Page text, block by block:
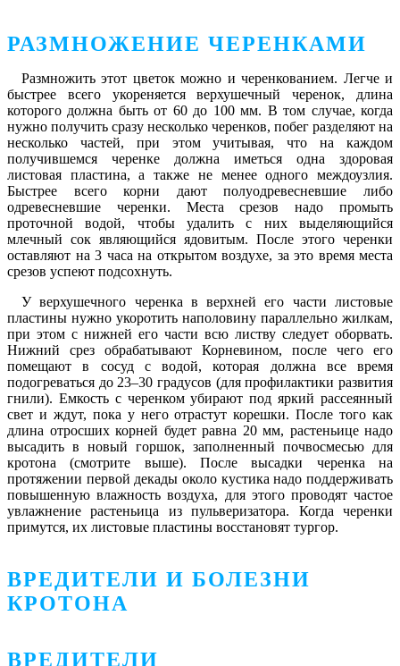
РАЗМНОЖЕНИЕ ЧЕРЕНКАМИ
Размножить этот цветок можно и черенкованием. Легче и
быстрее всего укореняется верхушечный черенок, длина
которого должна быть от 60 до 100 мм. В том случае, когда
нужно получить сразу несколько черенков, побег разделяют на
несколько частей, при этом учитывая, что на каждом
получившемся черенке должна иметься одна здоровая
листовая пластина, а также не менее одного междоузлия.
Быстрее всего корни дают полуодревесневшие либо
одревесневшие черенки. Места срезов надо промыть
проточной водой, чтобы удалить с них выделяющийся
млечный сок являющийся ядовитым. После этого черенки
оставляют на 3 часа на открытом воздухе, за это время места
срезов успеют подсохнуть.
У верхушечного черенка в верхней его части листовые
пластины нужно укоротить наполовину параллельно жилкам,
при этом с нижней его части всю листву следует оборвать.
Нижний срез обрабатывают Корневином, после чего его
помещают в сосуд с водой, которая должна все время
подогреваться до 23–30 градусов (для профилактики развития
гнили). Емкость с черенком убирают под яркий рассеянный
свет и ждут, пока у него отрастут корешки. После того как
длина отросших корней будет равна 20 мм, растеньице надо
высадить в новый горшок, заполненный почвосмесью для
кротона (смотрите выше). После высадки черенка на
протяжении первой декады около кустика надо поддерживать
повышенную влажность воздуха, для этого проводят частое
увлажнение растеньица из пульверизатора. Когда черенки
примутся, их листовые пластины восстановят тургор.
ВРЕДИТЕЛИ И БОЛЕЗНИ
КРОТОНА
ВРЕДИТЕЛИ